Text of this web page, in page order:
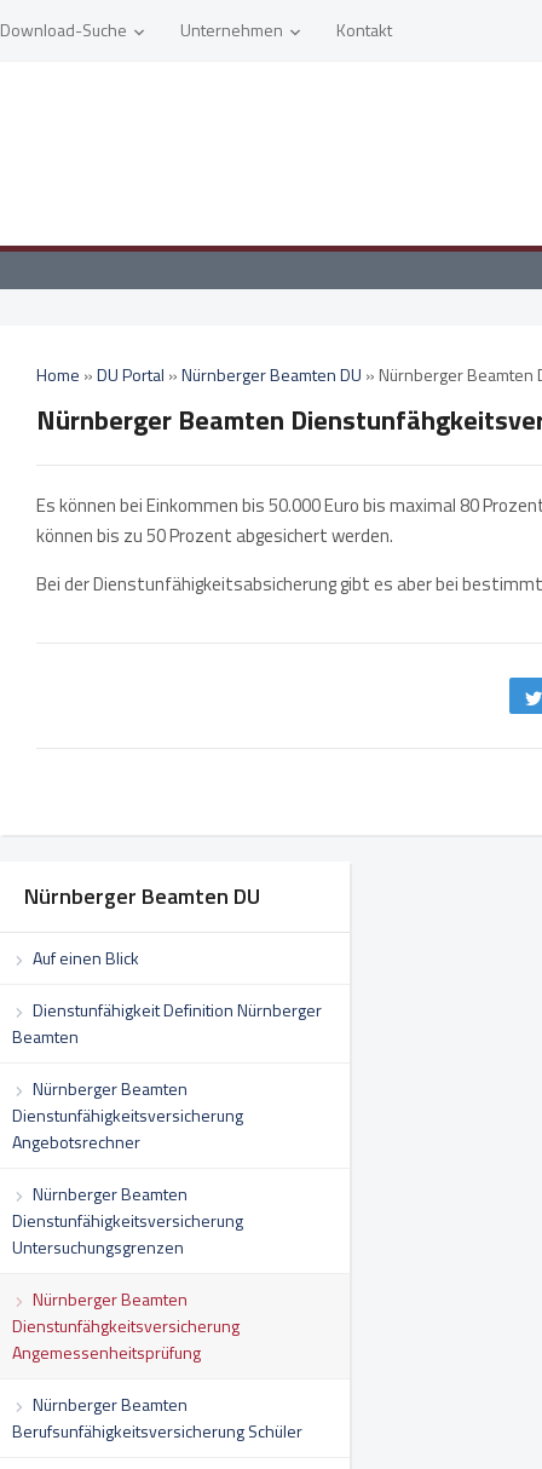
Download-Suche Unternehmen Kontakt
Nürnberger Beamten DU
Auf einen Blick
Dienstunfähigkeit Definition Nürnberger
Beamten
Nürnberger Beamten
Dienstunfähigkeitsversicherung
Angebotsrechner
Nürnberger Beamten
Dienstunfähigkeitsversicherung
Untersuchungsgrenzen
Nürnberger Beamten
Dienstunfähgkeitsversicherung
Angemessenheitsprüfung
Nürnberger Beamten
Berufsunfähigkeitsversicherung Schüler
Home »DU Portal »Nürnberger Beamten DU » Nürnberger Beamten
Nürnberger Beamten
Es können bei Einkommen bis 50.000 Euro bis maximal 80
können bis zu 50 Prozent abgesichert werden.
Bei der Dienstunfähigkeitsabsicherung gibt es aber bei